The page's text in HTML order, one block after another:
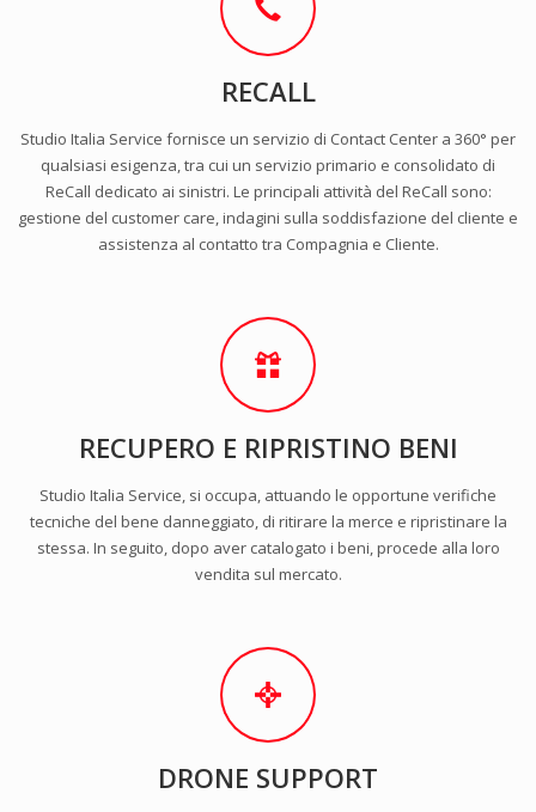
RECALL
Studio Italia Service fornisce un servizio di Contact Center a 360° per
qualsiasi esigenza, tra cui un servizio primario e consolidato di
ReCall dedicato ai sinistri. Le principali attività del ReCall sono:
gestione del customer care, indagini sulla soddisfazione del cliente e
assistenza al contatto tra Compagnia e Cliente.
RECUPERO E RIPRISTINO BENI
Studio Italia Service, si occupa, attuando le opportune verifiche
tecniche del bene danneggiato, di ritirare la merce e ripristinare la
stessa. In seguito, dopo aver catalogato i beni, procede alla loro
vendita sul mercato.
DRONE SUPPORT